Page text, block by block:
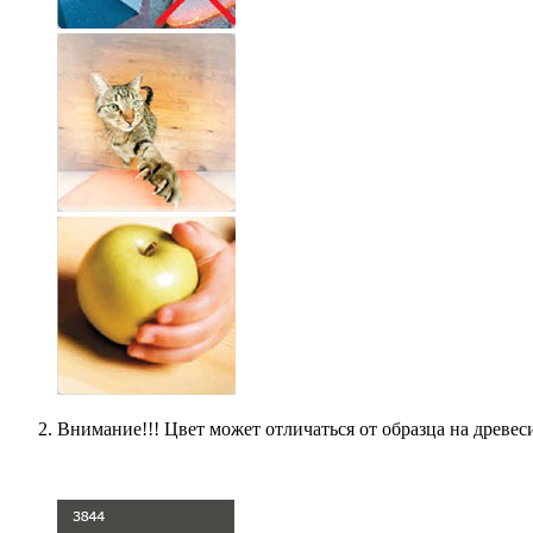
Внимание!!! Цвет может отличаться от образца на